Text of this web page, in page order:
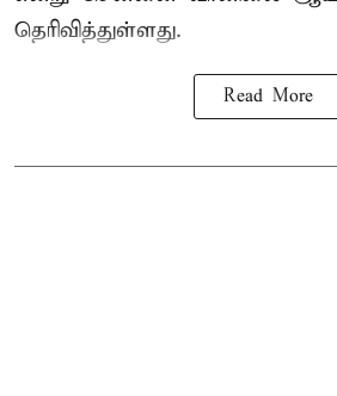
தெரிவித்துள்ளது.
Read More